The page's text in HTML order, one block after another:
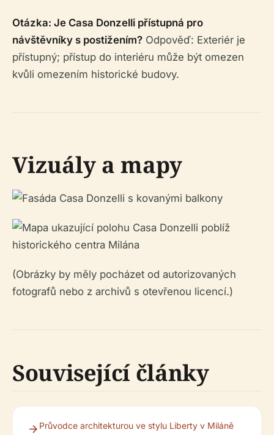
Otázka: Je Casa Donzelli přístupná pro
návštěvníky s postižením? Odpověď: Exteriér je
přístupný; přístup do interiéru může být omezen
kvůli omezením historické budovy.
Vizuály a mapy
(Obrázky by měly pocházet od autorizovaných
fotografů nebo z archivů s otevřenou licencí.)
Související články
Průvodce architekturou ve stylu Liberty v Miláně